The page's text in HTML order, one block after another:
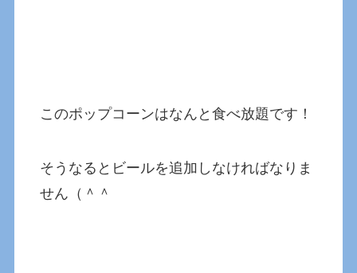
このポップコーンはなんと食べ放題です！
そうなるとビールを追加しなければなりま
せん（＾＾